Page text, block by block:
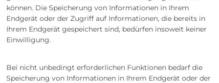
können. Die Speicherung von Informationen in Ihrem
Endgerät oder der Zugriff auf Informationen, die bereits in
Ihrem Endgerät gespeichert sind, bedürfen insoweit keiner
Einwilligung.
Bei nicht unbedingt erforderlichen Funktionen bedarf die
Speicherung von Informationen in Ihrem Endgerät oder der